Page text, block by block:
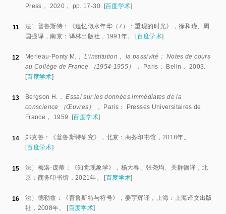
Press， 2020， pp. 17-30. [百度学术]
11
法］普鲁斯特：《追忆似水年华（7）：重现的时光》，徐和瑾、周
国强译，南京：译林出版社，1991年。
[百度学术]
12 Merleau-Ponty M.，L’institution， la passivité： Notes de cours
au Collège de France （1954-1955）
， Paris： Belin， 2003.
[百度学术]
13 Bergson H.，Essai sur les données immédiates de la
conscience （Œuvres）
， Paris： Presses Universitaires de
France， 1959. [百度学术]
14
郑克鲁：《普鲁斯特研究》，北京：商务印书馆，2018年。
[百度学术]
15
法］梅洛-庞蒂：《知觉现象学》，杨大春、张尧均、关群德译，北
京：商务印书馆，2021年。
[百度学术]
16
法］德勒兹：《普鲁斯特与符号》，姜宇辉译，上海：上海译文出版
社，2008年。
[百度学术]